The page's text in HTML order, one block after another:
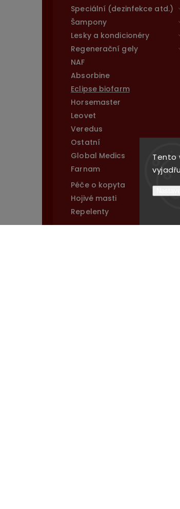
Tento
Speciální (dezinfekce atd.)
Šampony
Lesky a kondicionéry
Regenerační gely
NAF
Absorbine
Eclipse biofarm
Horsemaster
Leovet
Veredus
Ostatní
Global Medics
Farnam
Péče o kopyta
Hojivé masti
Repelenty